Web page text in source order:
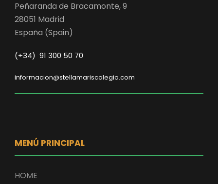
Peñaranda de Bracamonte, 9
28051 Madrid
España (Spain)
(+34) 91 300 50 70
informacion@stellamariscolegio.com
MENÚ PRINCIPAL
HOME